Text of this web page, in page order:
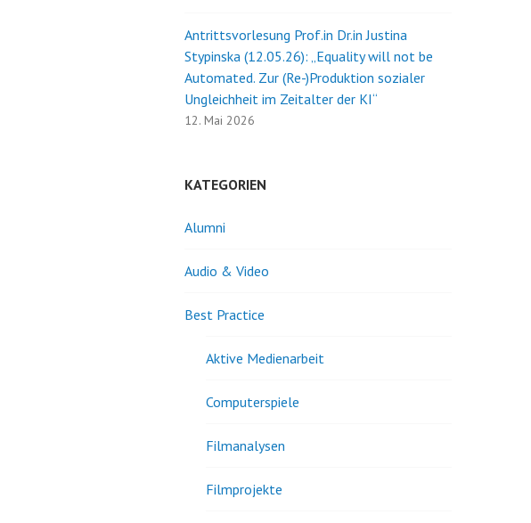
Antrittsvorlesung Prof.in Dr.in Justina
Stypinska (12.05.26): „Equality will not be
Automated. Zur (Re-)Produktion sozialer
Ungleichheit im Zeitalter der KI“
12. Mai 2026
KATEGORIEN
Alumni
Audio & Video
Best Practice
Aktive Medienarbeit
Computerspiele
Filmanalysen
Filmprojekte